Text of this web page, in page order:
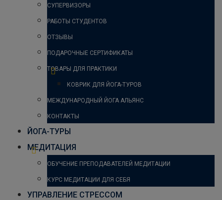
СУПЕРВИЗОРЫ
РАБОТЫ СТУДЕНТОВ
ОТЗЫВЫ
ПОДАРОЧНЫЕ СЕРТИФИКАТЫ
ТОВАРЫ ДЛЯ ПРАКТИКИ
КОВРИК ДЛЯ ЙОГА-ТУРОВ
МЕЖДУНАРОДНЫЙ ЙОГА АЛЬЯНС
КОНТАКТЫ
ЙОГА-ТУРЫ
МЕДИТАЦИЯ
ОБУЧЕНИЕ ПРЕПОДАВАТЕЛЕЙ МЕДИТАЦИИ
КУРС МЕДИТАЦИИ ДЛЯ СЕБЯ
УПРАВЛЕНИЕ СТРЕССОМ